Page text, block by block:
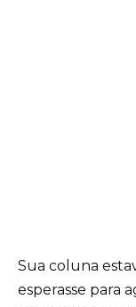
Sua coluna
esperasse para